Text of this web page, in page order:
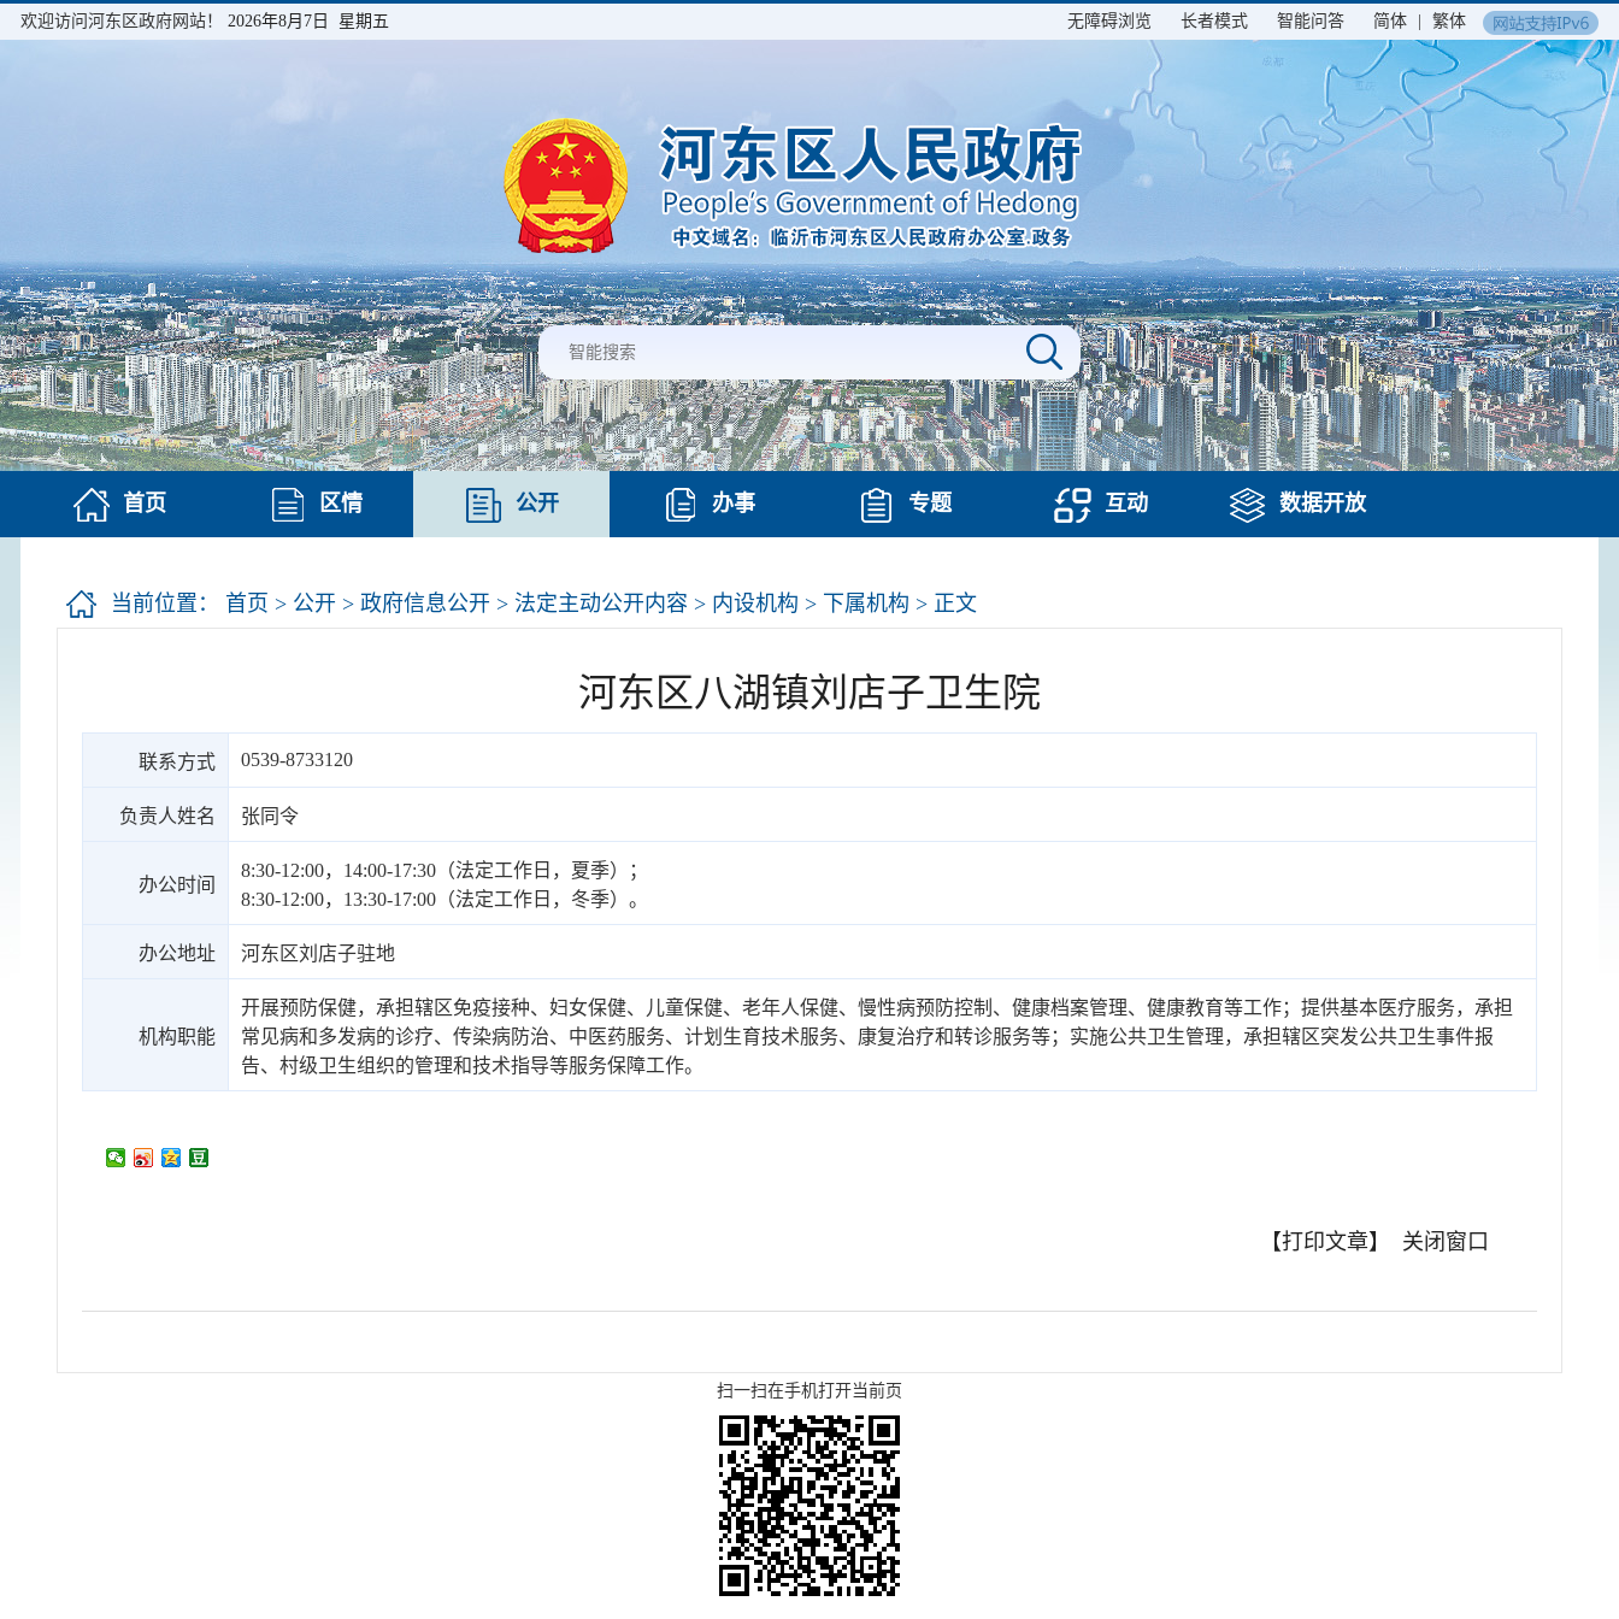
欢迎访问河东区政府网站！ 2026年8月7日 星期五 无障碍浏览 长者模式 智能问答 简体 繁体
首页 区情 公开 办事 专题 互动 数据开放
当前位置： 首页 > 公开 > 政府信息公开 > 法定主动公开内容 > 内设机构 > 下属机构 > 正文
河东区八湖镇刘店子卫生院
联系方式 0539-8733120
负责人姓名 张同令
办公时间
8:30-12:00，14:00-17:30（法定工作日，夏季）；
8:30-12:00，13:30-17:00（法定工作日，冬季）。
办公地址 河东区刘店子驻地
机构职能
开展预防保健，承担辖区免疫接种、妇女保健、儿童保健、老年人保健、慢性病预防控制、健康档案管理、健康教育等工作；提供基本医疗服务，承担
常见病和多发病的诊疗、传染病防治、中医药服务、计划生育技术服务、康复治疗和转诊服务等；实施公共卫生管理，承担辖区突发公共卫生事件报
告、村级卫生组织的管理和技术指导等服务保障工作。
【打印文章】 关闭窗口
扫一扫在手机打开当前页